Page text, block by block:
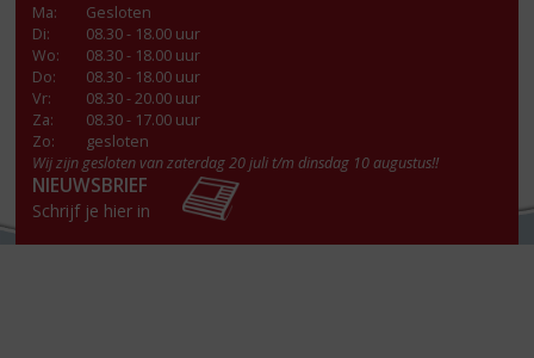
Ma:
Gesloten
Di:
08.30 - 18.00 uur
Wo:
08.30 - 18.00 uur
Do:
08.30 - 18.00 uur
Vr:
08.30 - 20.00 uur
Za:
08.30 - 17.00 uur
Zo:
gesloten
Wij zijn gesloten van zaterdag 20 juli t/m dinsdag 10 augustus!!
NIEUWSBRIEF
Schrijf je hier in